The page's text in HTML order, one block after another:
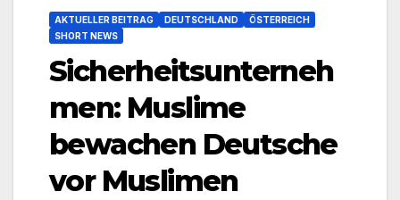
AKTUELLER BEITRAG DEUTSCHLAND
ÖSTERREICH
SHORT NEWS
Sicherheitsunterneh
men: Muslime
bewachen Deutsche
vor Muslimen